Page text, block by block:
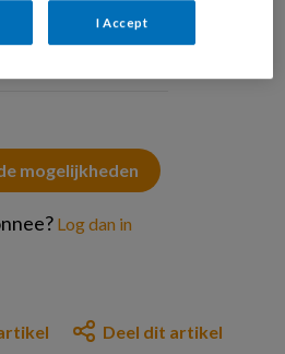
PREMIUM
mogelijkheden
Log dan in
Deel dit artikel
I Accept